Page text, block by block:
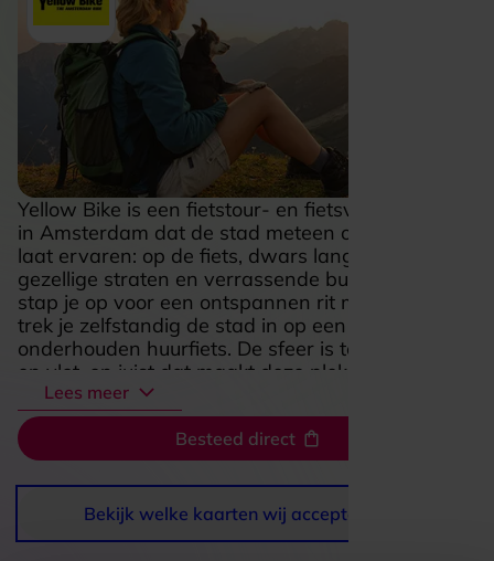
Yellow Bike is een fietstour- en fietsverhuurbedrijf
in Amsterdam dat de stad meteen op z’n leukst
laat ervaren: op de fiets, dwars langs grachten,
gezellige straten en verrassende buurten. Hier
stap je op voor een ontspannen rit met gids of
trek je zelfstandig de stad in op een goed
onderhouden huurfiets. De sfeer is toegankelijk
en vlot, en juist dat maakt deze plek aantrekkelijk
voor bezoekers die Amsterdam niet alleen willen
zien, maar echt willen voelen terwijl ze door de
stad bewegen.
Lees meer
Besteed direct
Bekijk welke kaarten wij accepteren